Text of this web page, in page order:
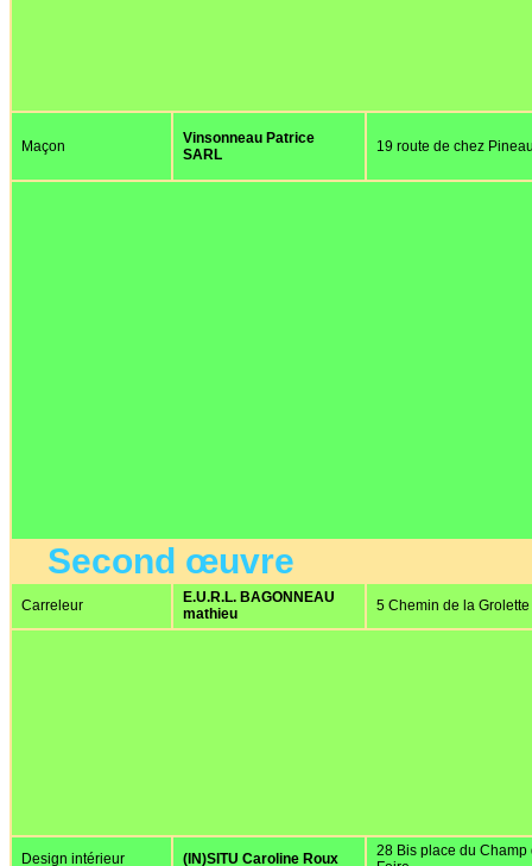
Maçon
Vinsonneau Patrice
SARL
19 route de chez
Second œuvre
Carreleur
E.U.R.L. BAGONNEAU
mathieu
5 Chemin de la Grolette
Design intérieur (IN)SITU Caroline Roux
28 Bis place du Champ